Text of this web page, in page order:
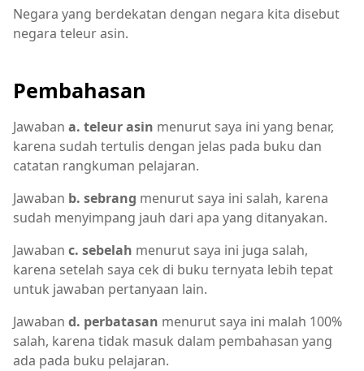
Negara yang berdekatan dengan negara kita disebut
negara teleur asin.
Pembahasan
Jawaban a. teleur asin menurut saya ini yang benar,
karena sudah tertulis dengan jelas pada buku dan
catatan rangkuman pelajaran.
Jawaban b. sebrang menurut saya ini salah, karena
sudah menyimpang jauh dari apa yang ditanyakan.
Jawaban c. sebelah menurut saya ini juga salah,
karena setelah saya cek di buku ternyata lebih tepat
untuk jawaban pertanyaan lain.
Jawaban d. perbatasan menurut saya ini malah 100%
salah, karena tidak masuk dalam pembahasan yang
ada pada buku pelajaran.